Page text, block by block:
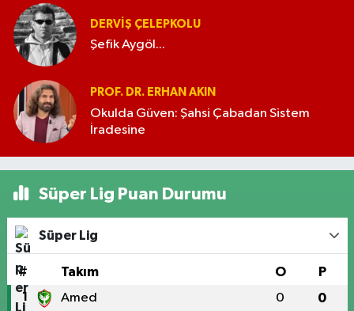
DERVIŞ ÇELEPKOLU
Şefik Aygöl...
PROF. DR. ERHAN AKIN
Okulda Güven: Şahsi Çabadan Sistem
İradesine
Süper Lig Puan Durumu
Süper Lig
# Takım O P
1 Amed 0 0